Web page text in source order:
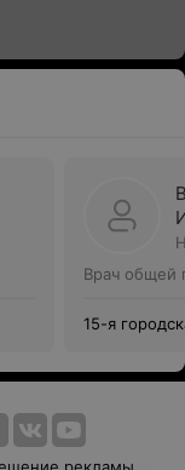
Врач общей
15-я